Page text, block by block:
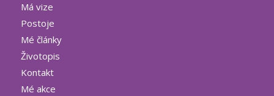
Má vize
Postoje
Mé články
Životopis
Kontakt
Mé akce